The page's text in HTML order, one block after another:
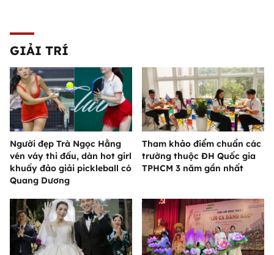
GIẢI TRÍ
Người đẹp Trà Ngọc Hằng
vén váy thi đấu, dàn hot girl
khuấy đảo giải pickleball có
Quang Dương
Tham khảo điểm chuẩn các
trường thuộc ĐH Quốc gia
TPHCM 3 năm gần nhất